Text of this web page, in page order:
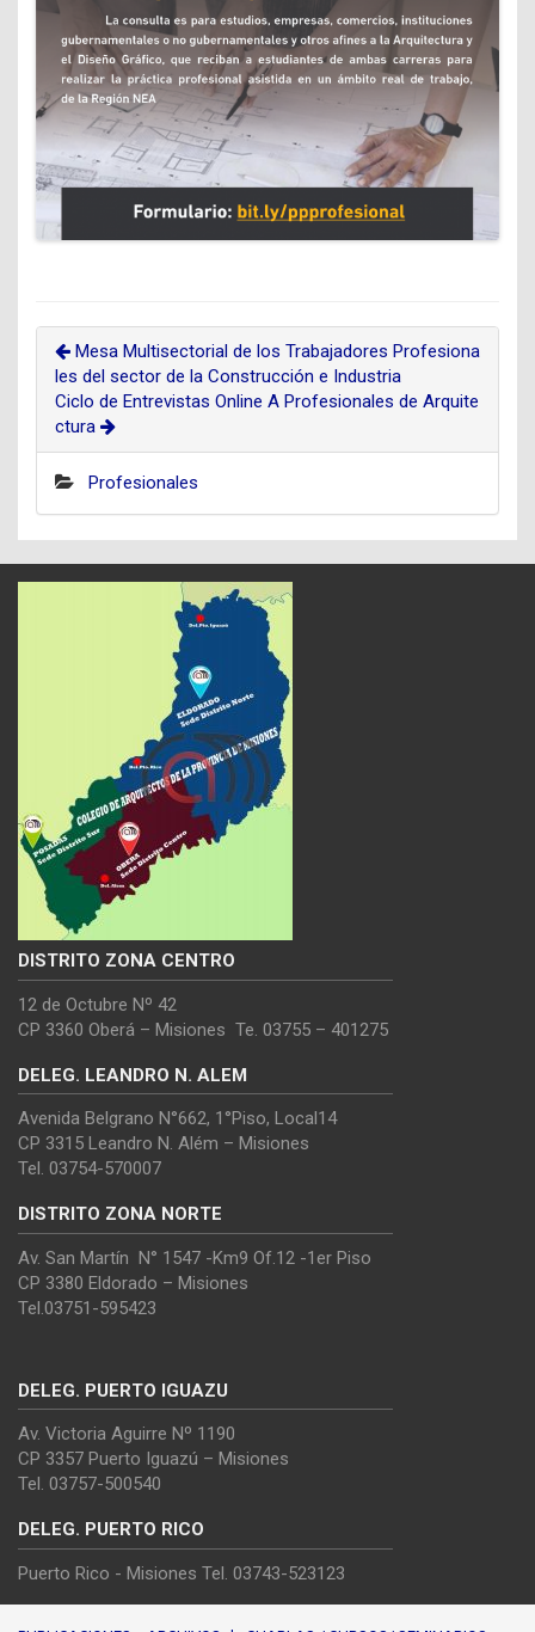
Mesa Multisectorial de los Trabajadores Profesiona
les del sector de la Construcción e Industria
Ciclo de Entrevistas Online A Profesionales de Arquite
ctura
Profesionales
DISTRITO ZONA CENTRO
12 de Octubre Nº 42
CP 3360 Oberá – Misiones Te. 03755 – 401275
DELEG. LEANDRO N. ALEM
Avenida Belgrano N°662, 1°Piso, Local14
CP 3315 Leandro N. Além – Misiones
Tel. 03754-570007
DISTRITO ZONA NORTE
Av. San Martín N° 1547 -Km9 Of.12 -1er Piso
CP 3380 Eldorado – Misiones
Tel.03751-595423
DELEG. PUERTO IGUAZU
Av. Victoria Aguirre Nº 1190
CP 3357 Puerto Iguazú – Misiones
Tel. 03757-500540
DELEG. PUERTO RICO
Puerto Rico - Misiones Tel. 03743-523123